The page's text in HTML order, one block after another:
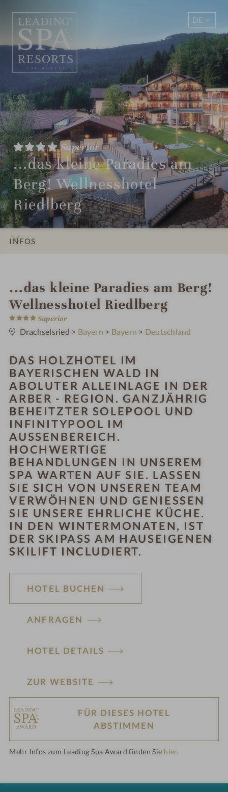
DE
EN
Superior
...das kleine Paradies am
Berg! Wellnesshotel
Riedlberg
INFOS
4
S
t
e
n
e
Superior
...das kleine Paradies am Berg!
Wellnesshotel Riedlberg
i
n
Drachselsried > Bayern > Bayern > Deutschland
DAS HOLZHOTEL IM
BAYERISCHEN WALD IN
ABOLUTER ALLEINLAGE IN DER
ARBER - REGION. GANZJÄHRIG
BEHEITZTER SOLEPOOL UND
INFINITYPOOL IM
AUSSENBEREICH. H
OCHWERTIGE B
EHANDLUNGEN IN UNSEREM S
PA WARTEN AUF SIE. LASSEN S
IE SICH VON UNSEREN TEAM V
ERWÖHNEN UND GENIESSEN SI
E UNSERE EHRLICHE KÜCHE. IN
DEN WINTERMONATEN, IST DE
R SKIPASS AM HAUSEIGENEN SK
ILIFT INCLUDIERT.
HOTEL BUCHEN
ANFRAGEN
HOTEL DETAILS
ZUR WEBSITE
FÜR DIESES HOTEL
ABSTIMMEN
Mehr Infos zum Leading Spa Award finden Sie hier.
H
ot